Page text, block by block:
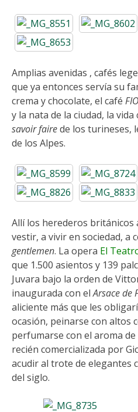
Amplias avenidas , cafés
que ya entonces servía su
crema y chocolate, el café
y la nata de la ciudad, la
savoir fairede los turineses,
de los Alpes.
Allí los herederos británicos
vestir, a vivir en sociedad, a
gentlemen. La opera El
que 1.500 asientos y 139
Juvara bajo la orden de
inaugurada con elArsace de
aliciente más que les
ocasión, peinarse con altos
perfumarse con el aroma
recién comercializada por
acudir al trote de elegantes
del siglo.